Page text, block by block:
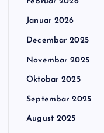
Januar 2026
Decembar 2025
Novembar 2025
Oktobar 2025
Septembar 2025
August 2025